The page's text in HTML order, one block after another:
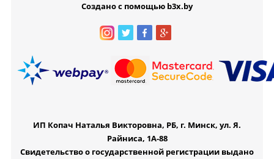
Создано с помощью b3x.by
ИП Копач Наталья Викторовна, РБ, г. Минск, ул. Я.
Райниса, 1А-88
Свидетельство о государственной регистрации выдано